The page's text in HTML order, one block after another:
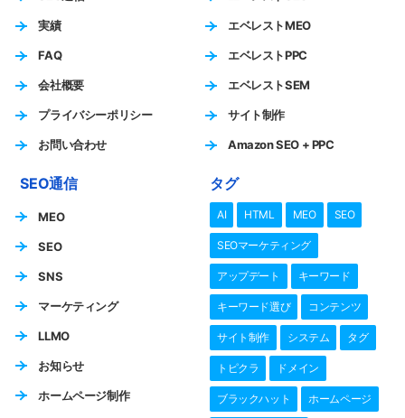
実績
FAQ
会社概要
プライバシーポリシー
お問い合わせ
エベレストMEO
エベレストPPC
エベレストSEM
サイト制作
Amazon SEO + PPC
SEO通信
MEO
SEO
SNS
マーケティング
LLMO
お知らせ
ホームページ制作
タグ
AI HTML MEO SEO
SEOマーケティング
アップデート キーワード
キーワード選び コンテンツ
サイト制作 システム タグ
トピクラ ドメイン
ブラックハット ホームページ